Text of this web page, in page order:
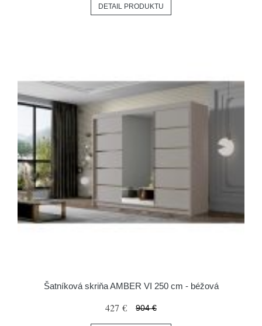
DETAIL PRODUKTU
Šatníková skriňa AMBER VI 250 cm - béžová
427 € 904 €